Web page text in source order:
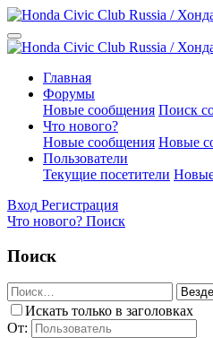
Главная
Форумы
Новые сообщения Поиск
Что нового?
Новые сообщения Новые
Пользователи
Текущие посетители
Вход Регистрация
Что нового? Поиск
Поиск
Искать только в заголовках
От: